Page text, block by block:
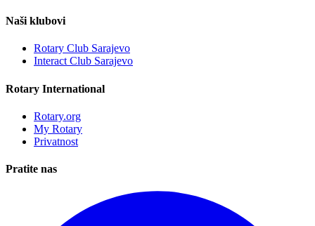
Naši klubovi
Rotary Club Sarajevo
Interact Club Sarajevo
Rotary International
Rotary.org
My Rotary
Privatnost
Pratite nas